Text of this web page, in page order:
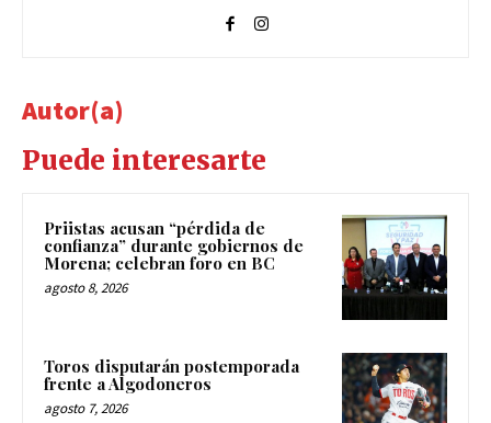
Autor(a)
Puede interesarte
Priistas acusan “pérdida de
confianza” durante gobiernos de
Morena; celebran foro en BC
agosto 8, 2026
Toros disputarán postemporada
frente a Algodoneros
agosto 7, 2026